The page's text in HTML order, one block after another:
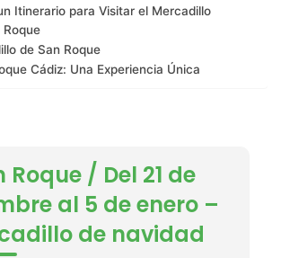
Itinerario para Visitar el Mercadillo
Roque
de San Roque
Cádiz: Una Experiencia Única
Roque / Del 21 de
al 5 de enero –
de navidad